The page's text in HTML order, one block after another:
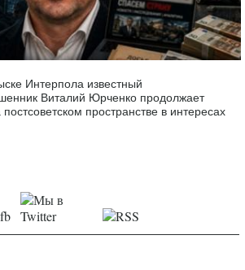
Интерпола известный
Виталий Юрченко продолжает
пространстве в интересах